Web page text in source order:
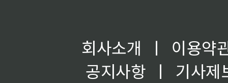
회사소개 ㅣ
이용약
공지사항
ㅣ
기사제